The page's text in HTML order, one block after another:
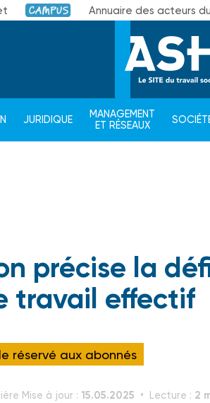
Campus Annuaire des acteurs
JURIDIQUE
MANAGEMENT
ET RÉSEAUX
précise la
travail effectif
réservé aux abonnés
Mise à jour : 15.05.2025 Lecture : 2